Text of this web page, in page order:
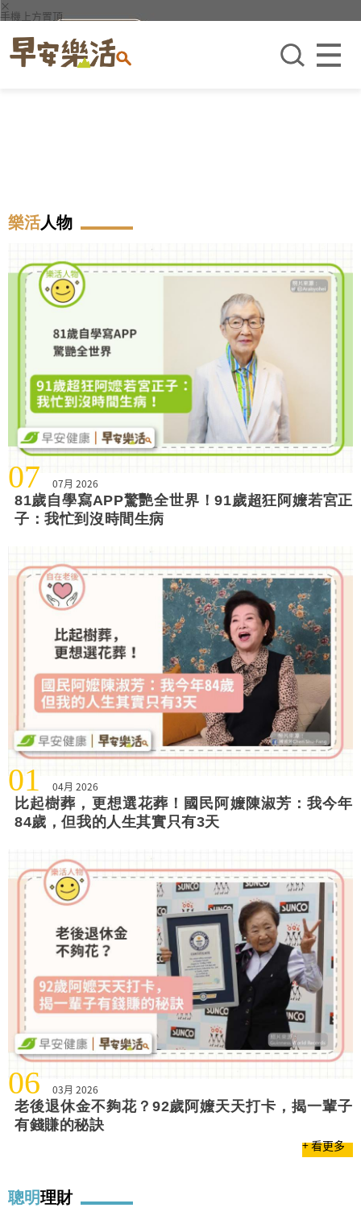
×
手機上方置頂
樂活人物
07 07月 2026
81歲自學寫APP驚艷全世界！91歲超狂阿嬤若宮正
子：我忙到沒時間生病
01 04月 2026
比起樹葬，更想選花葬！國民阿嬤陳淑芳：我今年
84歲，但我的人生其實只有3天
06 03月 2026
老後退休金不夠花？92歲阿嬤天天打卡，揭一輩子
有錢賺的秘訣
+ 看更多
聰明理財